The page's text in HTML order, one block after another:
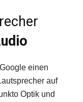
einen
auf
Optik und